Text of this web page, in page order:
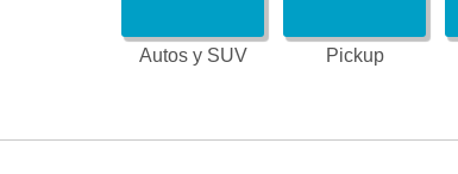
Autos y SUV Pickup